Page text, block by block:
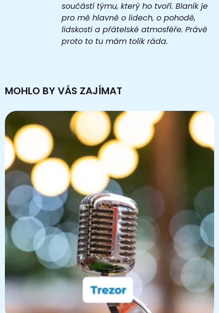
součástí týmu, který ho tvoří. Blaník je
pro mě hlavně o lidech, o pohodě,
lidskosti a přátelské atmosféře. Právě
proto to tu mám tolik ráda.
MOHLO BY VÁS ZAJÍMAT